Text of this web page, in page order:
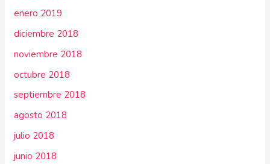
enero 2019
diciembre 2018
noviembre 2018
octubre 2018
septiembre 2018
agosto 2018
julio 2018
junio 2018